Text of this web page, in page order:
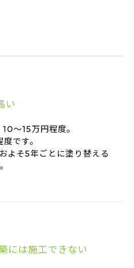
い
～15万円程度。
です。
よそ5年ごとに塗り替える
は施工できない